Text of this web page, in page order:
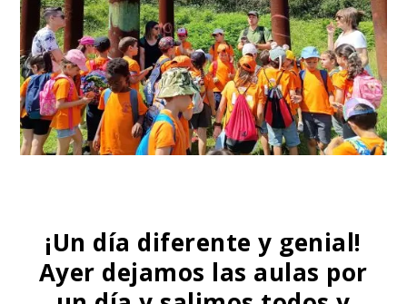
¡Un día diferente y genial!
Ayer dejamos las aulas por